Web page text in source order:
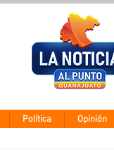
Política Opinión